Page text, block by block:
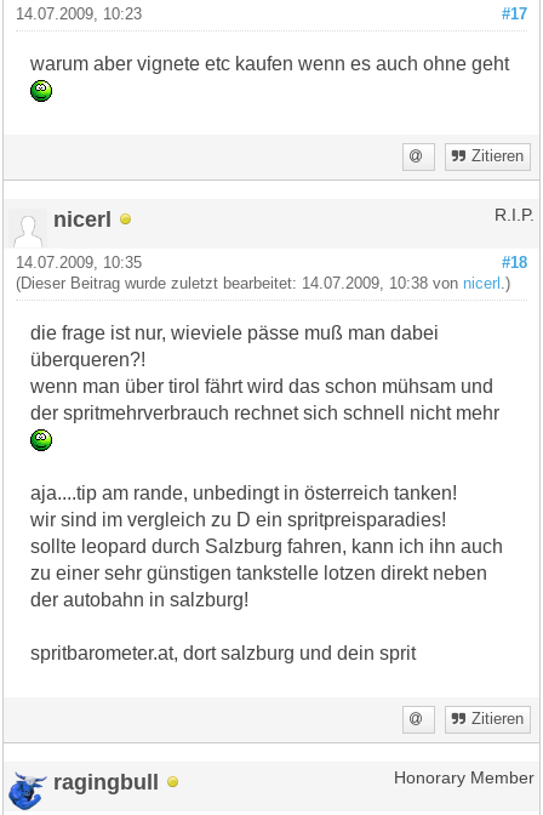
#17
14.07.2009, 10:23
warum aber vignete etc kaufen wenn es auch ohne geht
Zitieren
nicerl R.I.P.
#18
14.07.2009, 10:35
(Dieser Beitrag wurde zuletzt bearbeitet: 14.07.2009, 10:38 von nicerl .)
die frage ist nur, wieviele pässe muß man dabei
überqueren?!
wenn man über tirol fährt wird das schon mühsam und
der spritmehrverbrauch rechnet sich schnell nicht mehr
aja....tip am rande, unbedingt in österreich tanken!
wir sind im vergleich zu D ein spritpreisparadies!
sollte leopard durch Salzburg fahren, kann ich ihn auch
zu einer sehr günstigen tankstelle lotzen direkt neben
der autobahn in salzburg!
spritbarometer.at, dort salzburg und dein sprit
Zitieren
ragingbull Honorary Member